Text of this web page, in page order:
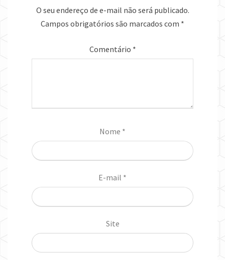
O seu endereço de e-mail não será publicado.
Campos obrigatórios são marcados com *
Comentário *
Nome *
E-mail *
Site